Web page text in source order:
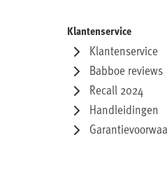
Klantenservice
Klantenservice
Babboe reviews
Recall 2024
Handleidingen